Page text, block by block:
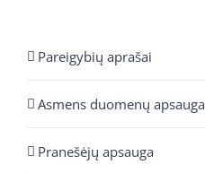
Pareigybių aprašai
Asmens duomenų apsauga
Pranešėjų apsauga